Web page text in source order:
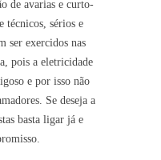
de avarias e curto-
técnicos, sérios e
ser exercidos nas
pois a eletricidade
e por isso não
Se deseja a
basta ligar já e